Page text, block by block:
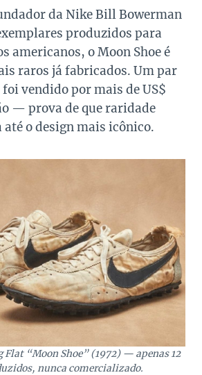
da Nike Bill Bowerman
produzidos para
americanos, o Moon Shoe é
raros já fabricados. Um par
vendido por mais de US$
— prova de que raridade
o design mais icônico.
Flat “Moon Shoe” (1972) — apenas 12
nunca comercializado.